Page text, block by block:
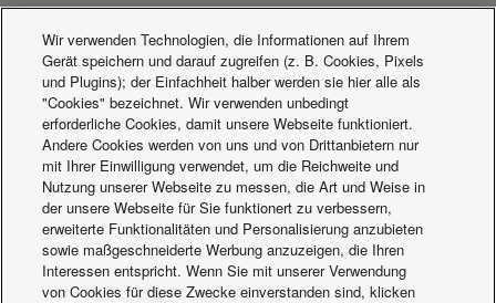
Aktuelles
Wir verwenden Technologien, die Informationen auf Ihrem
Gerät speichern und darauf zugreifen (z. B. Cookies, Pixels
und Plugins); der Einfachheit halber werden sie hier alle als
"Cookies" bezeichnet. Wir verwenden unbedingt
erforderliche Cookies, damit unsere Webseite funktioniert.
Andere Cookies werden von uns und von Drittanbietern nur
mit Ihrer Einwilligung verwendet, um die Reichweite und
Nutzung unserer Webseite zu messen, die Art und Weise in
der unsere Webseite für Sie funktionert zu verbessern,
erweiterte Funktionalitäten und Personalisierung anzubieten
sowie maßgeschneiderte Werbung anzuzeigen, die Ihren
Interessen entspricht. Wenn Sie mit unserer Verwendung
von Cookies für diese Zwecke einverstanden sind, klicken